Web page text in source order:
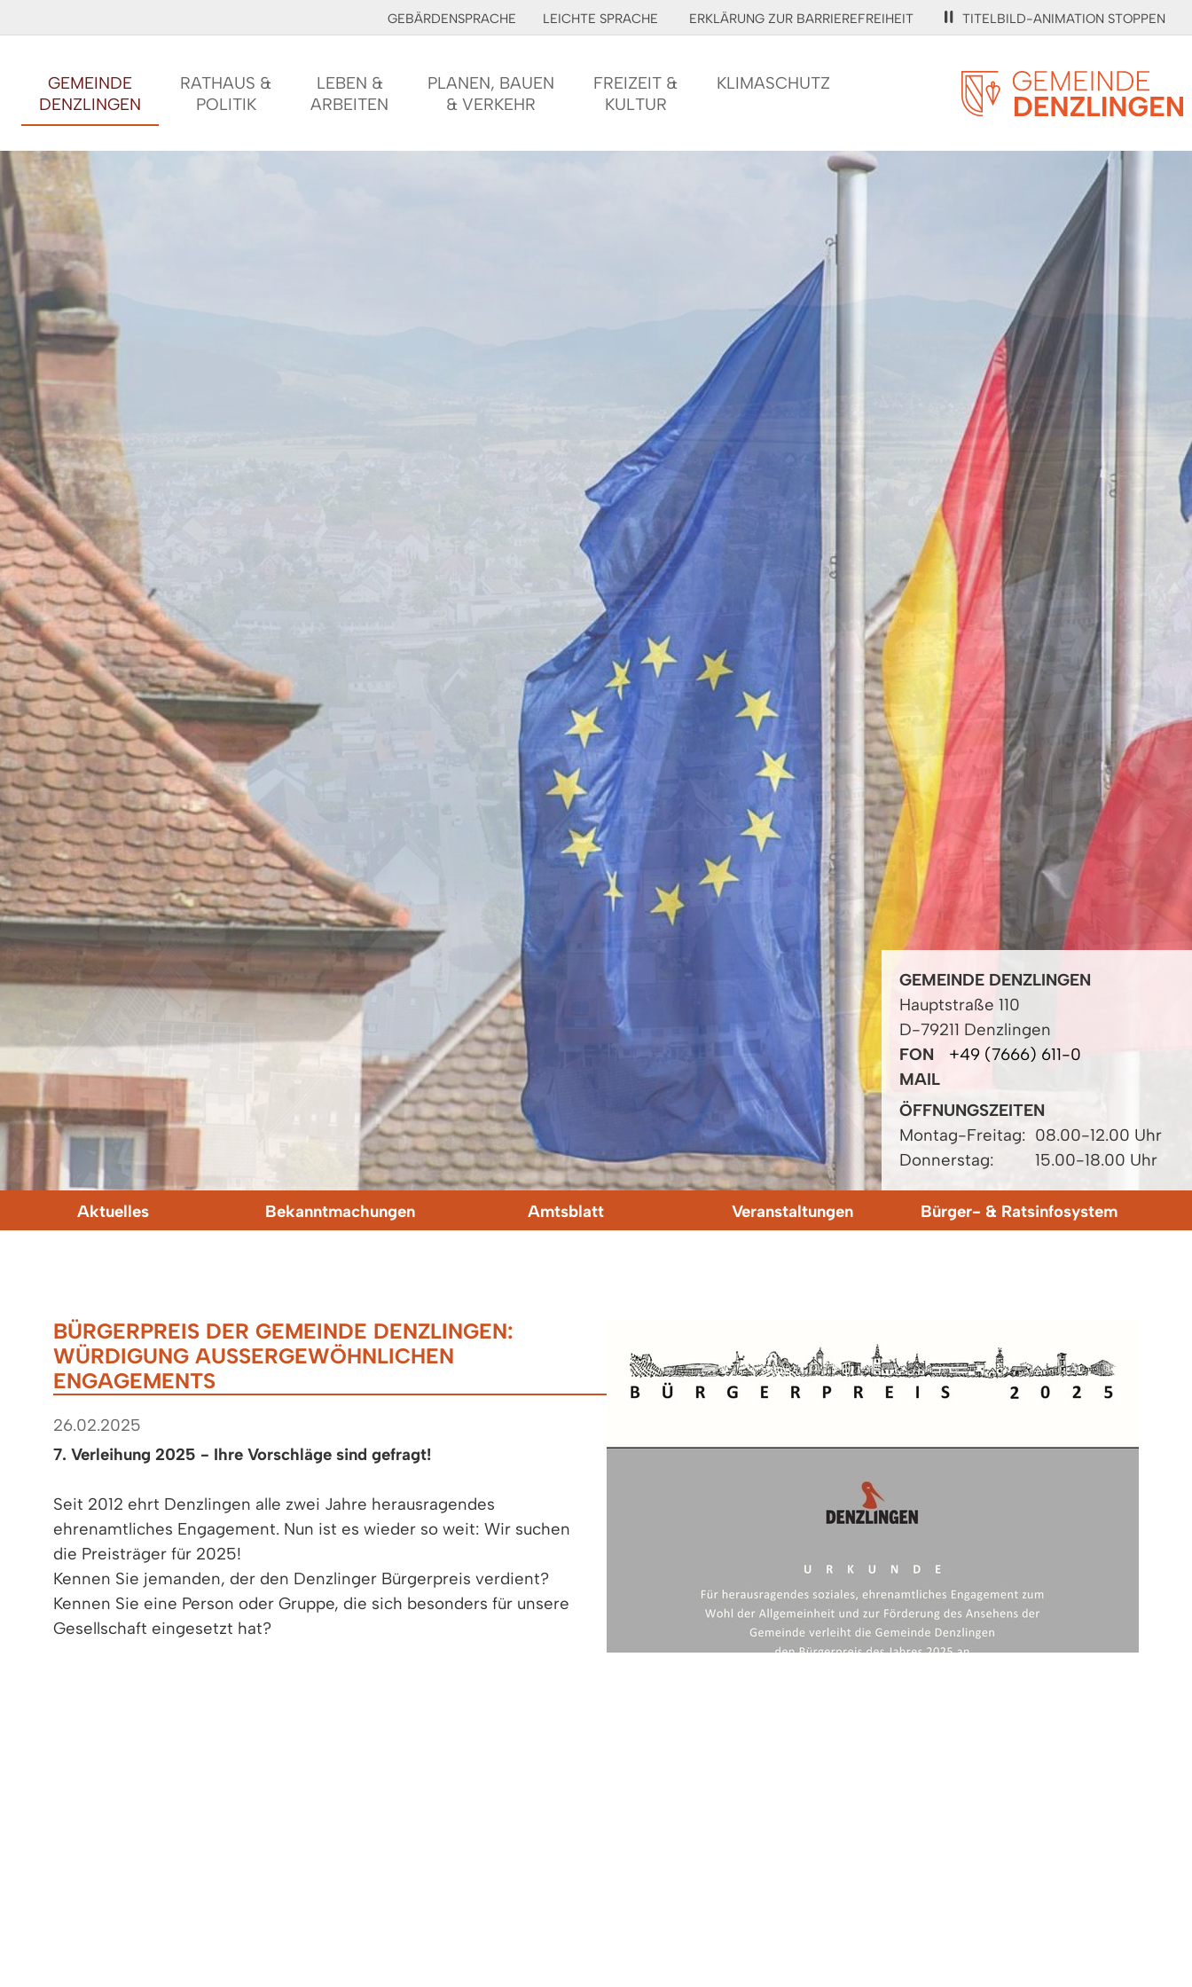
GEBÄRDENSPRACHE LEICHTE SPRACHE ERKLÄRUNG ZUR BARRIEREFREIHEIT TITELBILD-ANIMATION STOPPEN
GEMEINDE
DENZLINGEN
RATHAUS &
POLITIK
LEBEN &
ARBEITEN
PLANEN, BAUEN
& VERKEHR
FREIZEIT &
KULTUR
KLIMASCHUTZ
GEMEINDE DENZLINGEN
Hauptstraße 110
D-79211 Denzlingen
FON
+49 (7666) 611-0
MAIL
ÖFFNUNGSZEITEN
Montag-Freitag: 08.00-12.00 Uhr
Donnerstag:
15.00-18.00 Uhr
Aktuelles Bekanntmachungen Amtsblatt Veranstaltungen Bürger- & Ratsinfosystem
BÜRGERPREIS DER GEMEINDE DENZLINGEN:
WÜRDIGUNG AUSSERGEWÖHNLICHEN E
NGAGEMENTS
26.02.2025
7. Verleihung 2025 - Ihre Vorschläge sind gefragt!
Seit 2012 ehrt Denzlingen alle zwei Jahre herausragendes
ehrenamtliches Engagement. Nun ist es wieder so weit: Wir suchen
die Preisträger für 2025!
Kennen Sie jemanden, der den Denzlinger Bürgerpreis verdient?
Kennen Sie eine Person oder Gruppe, die sich besonders für unsere
Gesellschaft eingesetzt hat?